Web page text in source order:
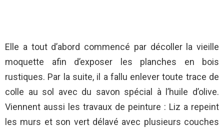
Elle a tout d’abord commencé par décoller la vieille
moquette afin d’exposer les planches en bois
rustiques. Par la suite, il a fallu enlever toute trace de
colle au sol avec du savon spécial à l’huile d’olive.
Viennent aussi les travaux de peinture : Liz a repeint
les murs et son vert délavé avec plusieurs couches